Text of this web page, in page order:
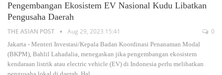
Pengembangan Ekosistem EV Nasional Kudu Libatkan
Pengusaha Daerah
THE ASIAN POST Aug 29, 2023 15:41 0
Jakarta - Menteri Investasi/Kepala Badan Koordinasi Penanaman Modal
(BKPM), Bahlil Lahadalia, menegaskan jika pengembangan ekosistem
kendaraan listrik atau electric vehicle (EV) di Indonesia perlu melibatkan